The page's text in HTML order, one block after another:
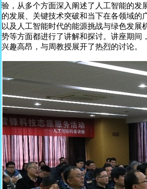
验，从多个方面深入阐述了人工智能的发
的发展、关键技术突破和当下在各领域的
以及人工智能时代的能源挑战与绿色发展
势等方面都进行了讲解和探讨。讲座期间
兴趣高昂，与周教授展开了热烈的讨论。